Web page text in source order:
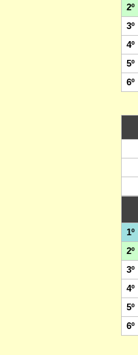
2º
3º
4º
5º
6º
1º
2º
3º
4º
5º
6º